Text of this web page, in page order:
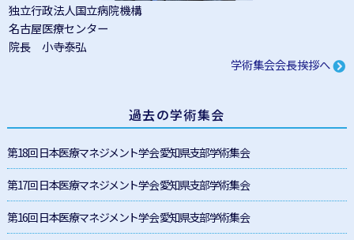
独立行政法人国立病院機構
名古屋医療センター
院長 小寺泰弘
学術集会会長挨拶へ
過去の学術集会
第18回 日本医療マネジメント学会 愛知県支部学術集会
第17回 日本医療マネジメント学会 愛知県支部学術集会
第16回 日本医療マネジメント学会 愛知県支部学術集会